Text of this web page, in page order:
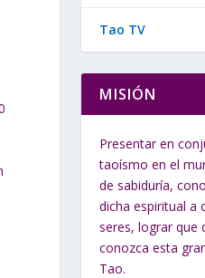
Tao TV
MISIÓN
Presentar en
taoísmo en el
de sabiduría,
dicha espiritual a
seres, lograr que
conozca esta
Tao.